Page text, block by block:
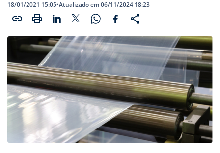
18/01/2021 15:05•Atualizado em 06/11/2024 18:23